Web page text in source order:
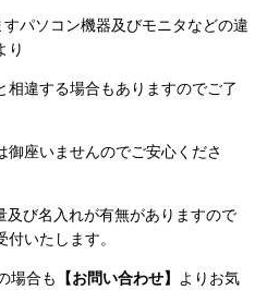
パソコン機器及びモニタなどの違
り
する場合もありますのでご了
いませんのでご安心くださ
名入れが有無がありますので
付いたします。
合も 【お問い合わせ】
よりお気